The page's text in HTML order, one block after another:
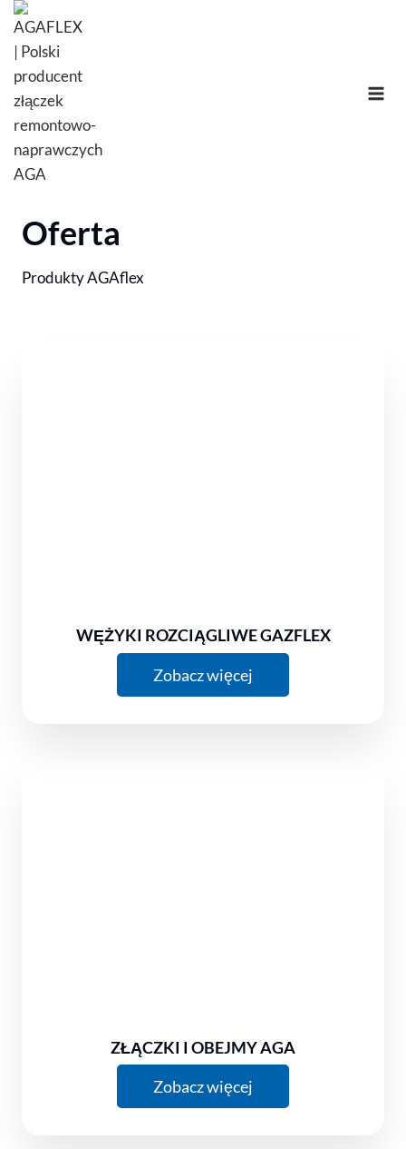
Przejdź
do
treści
Oferta
Produkty AGAflex
WĘŻYKI ROZCIĄGLIWE GAZFLEX
Zobacz więcej
ZŁĄCZKI I OBEJMY AGA
Zobacz więcej